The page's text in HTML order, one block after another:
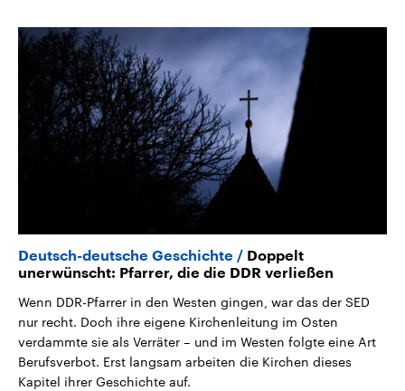
Deutsch-deutsche Geschichte
Doppelt
unerwünscht: Pfarrer, die die DDR verließen
Wenn DDR-Pfarrer in den Westen gingen, war das der SED
nur recht. Doch ihre eigene Kirchenleitung im Osten
verdammte sie als Verräter – und im Westen folgte eine Art
Berufsverbot. Erst langsam arbeiten die Kirchen dieses
Kapitel ihrer Geschichte auf.